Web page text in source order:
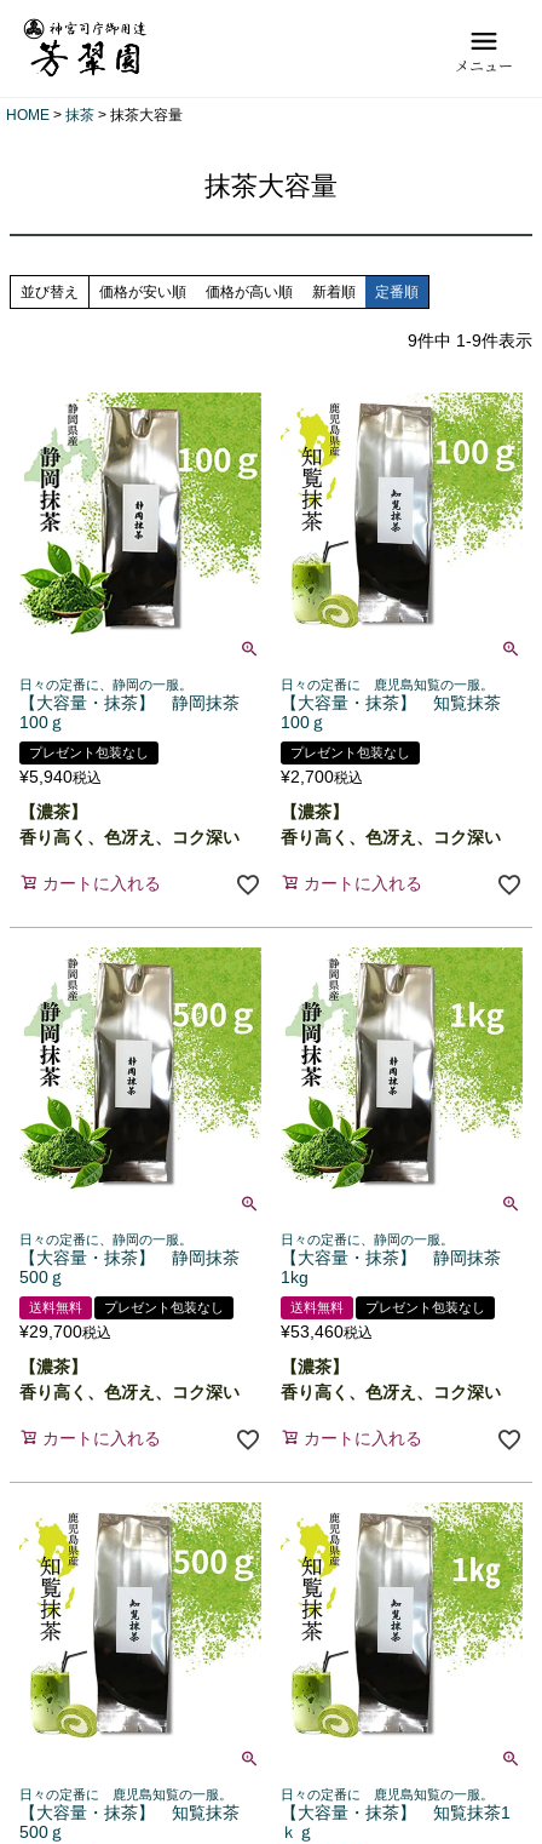
メニュー
HOME 抹茶 抹茶大容量
抹茶大容量
並び替え 価格が安い順 価格が高い順 新着順 定番順
9件中 1-9件表示
日々の定番に、静岡の一服。
【大容量・抹茶】 静岡抹茶
100ｇ
プレゼント包装なし
¥5,940税込
【濃茶】
香り高く、色冴え、コク深い
カートに入れる
日々の定番に 鹿児島知覧の一服。
【大容量・抹茶】 知覧抹茶
100ｇ
プレゼント包装なし
¥2,700税込
【濃茶】
香り高く、色冴え、コク深い
カートに入れる
日々の定番に、静岡の一服。
【大容量・抹茶】 静岡抹茶
500ｇ
送料無料 プレゼント包装なし
¥29,700税込
【濃茶】
香り高く、色冴え、コク深い
カートに入れる
日々の定番に、静岡の一服。
【大容量・抹茶】 静岡抹茶
1kg
送料無料 プレゼント包装なし
¥53,460税込
【濃茶】
香り高く、色冴え、コク深い
カートに入れる
日々の定番に 鹿児島知覧の一服。
【大容量・抹茶】 知覧抹茶
500ｇ
日々の定番に 鹿児島知覧の一服。
【大容量・抹茶】 知覧抹茶1
ｋｇ